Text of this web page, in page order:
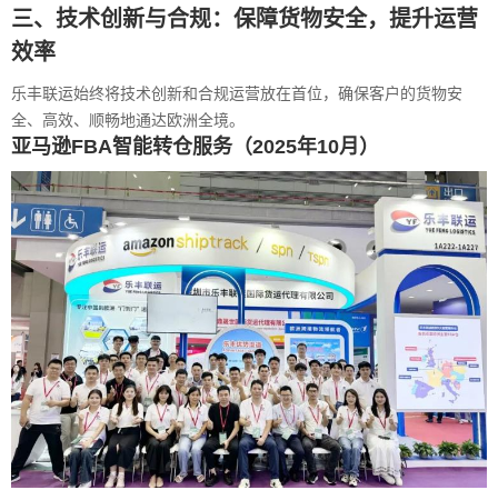
三、技术创新与合规：保障货物安全，提升运营
效率
乐丰联运始终将技术创新和合规运营放在首位，确保客户的货物安
全、高效、顺畅地通达欧洲全境。
亚马逊FBA智能转仓服务（2025年10月）